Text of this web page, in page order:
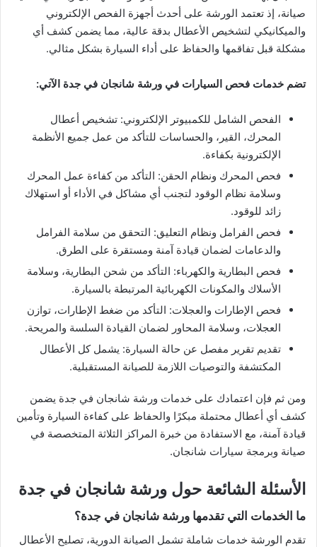
صيانة، إذ تعتمد الورشة على أحدث أجهزة الفحص الإلكتروني
والميكانيكي لتشخيص الأعطال بدقة عالية، مما يضمن كشف أي
مشكلة قبل تفاقمها والحفاظ على أداء السيارة بشكل مثالي.
تضم خدمات فحص السيارات في ورشة شانجان في جدة الآتي:
الفحص الشامل للكمبيوتر الإلكتروني: تشخيص أعطال
المحرك، القير، والحساسات للتأكد من عمل جميع الأنظمة
الإلكترونية بكفاءة.
فحص المحرك ونظام الحقن: التأكد من كفاءة عمل المحرك
وسلامة نظام الوقود لتجنب أي مشاكل في الأداء أو استهلاك
زائد للوقود.
فحص الفرامل ونظام التعليق: التحقق من سلامة الفرامل
والدعامات لضمان قيادة آمنة ومستقرة على الطرق.
فحص البطارية والكهرباء: التأكد من شحن البطارية، وسلامة
الأسلاك والمكونات الكهربائية المرتبطة بالسيارة.
فحص الإطارات والعجلات: التأكد من ضغط الإطارات، توازن
العجلات، وسلامة المحاور لضمان القيادة السلسة والمريحة.
تقديم تقرير مفصل عن حالة السيارة: يشمل كل الأعطال
المكتشفة والتوصيات اللازمة للصيانة المستقبلية.
ومن ثم فإن اعتمادك على خدمات ورشة شانجان في جدة يضمن
كشف أي أعطال محتملة مبكرًا والحفاظ على كفاءة السيارة وتأمين
قيادة آمنة، مع الاستفادة من خبرة المراكز الثلاثة المتخصصة في
صيانة وبرمجة سيارات شانجان.
الأسئلة الشائعة حول ورشة شانجان في جدة
ما الخدمات التي تقدمها ورشة شانجان في جدة؟
تقدم الورشة خدمات شاملة تشمل الصيانة الدورية، تصليح الأعطال